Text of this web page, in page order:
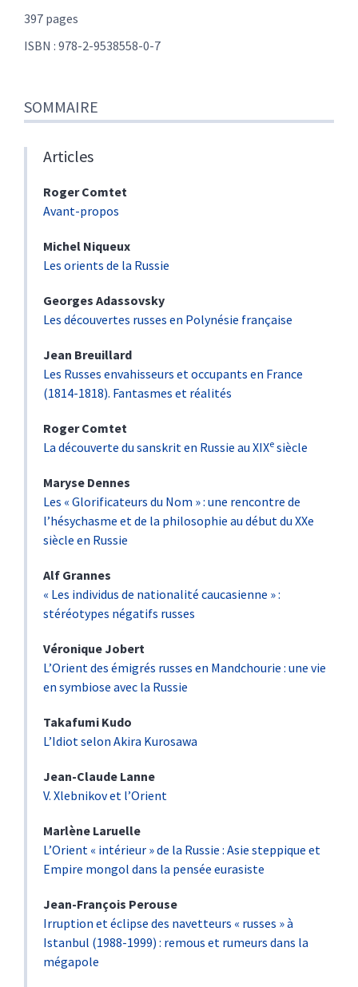
397 pages
ISBN : 978-2-9538558-0-7
SOMMAIRE
Articles
RogerComtet
Avant-propos
Michel Niqueux
Les orients de la Russie
Georges Adassovsky
Les découvertes russes en Polynésie française
Jean Breuillard
Les Russes envahisseurs et occupants en France
(1814-1818). Fantasmes et réalités
RogerComtet
La découverte du sanskrit en Russie au XIXe siècle
Maryse Dennes
Les « Glorificateurs du Nom » : une rencontre de
l’hésychasme et de la philosophie au début du XXe
siècle en Russie
Alf Grannes
« Les individus de nationalité caucasienne » :
stéréotypes négatifs russes
VéroniqueJobert
L’Orient des émigrés russes en Mandchourie : une vie
en symbiose avec la Russie
Takafumi Kudo
L’Idiot selon Akira Kurosawa
Jean-Claude Lanne
V. Xlebnikov et l’Orient
Marlène Laruelle
L’Orient « intérieur » de la Russie : Asie steppique et
Empire mongol dans la pensée eurasiste
Jean-François Perouse
Irruption et éclipse des navetteurs « russes » à
Istanbul (1988-1999) : remous et rumeurs dans la
mégapole